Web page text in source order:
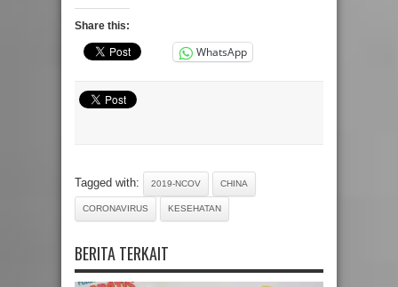
Share this:
WhatsApp
Tagged with: 2019-NCOV CHINA
CORONAVIRUS KESEHATAN
BERITA TERKAIT